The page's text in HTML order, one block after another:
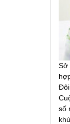
Sở
Đôi
số